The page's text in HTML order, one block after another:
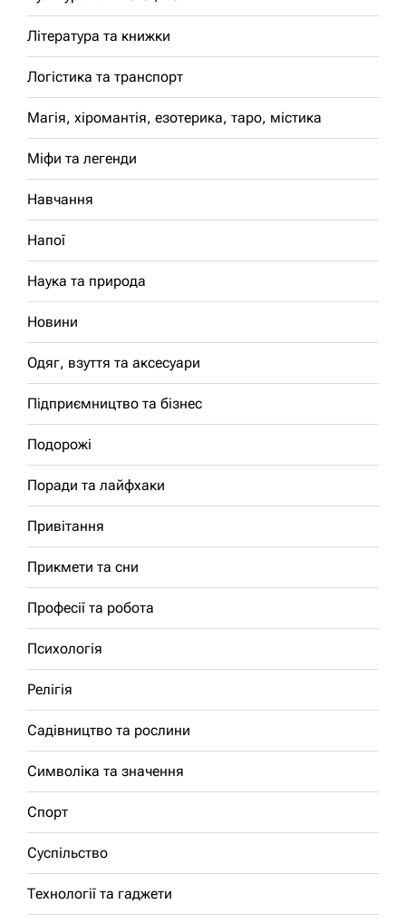
Література та книжки
Логістика та транспорт
Магія, хіромантія, езотерика, таро, містика
Міфи та легенди
Навчання
Напої
Наука та природа
Новини
Одяг, взуття та аксесуари
Підприємництво та бізнес
Подорожі
Поради та лайфхаки
Привітання
Прикмети та сни
Професії та робота
Психологія
Релігія
Садівництво та рослини
Символіка та значення
Спорт
Суспільство
Технології та гаджети